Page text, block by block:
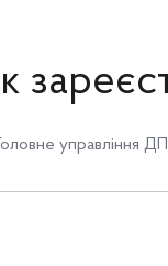
Головне управління